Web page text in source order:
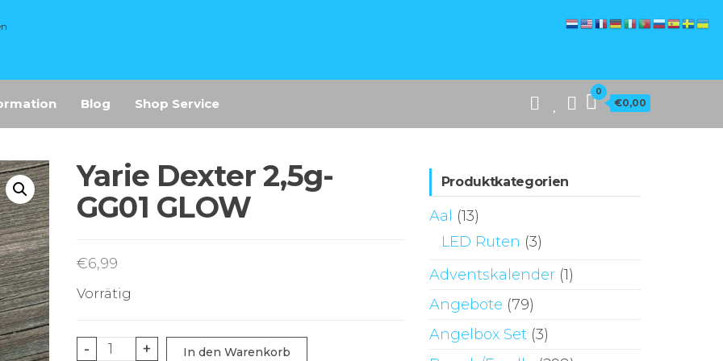
0
€0,00
Blog Shop Service
Yarie Dexter 2,5g-
GG01 GLOW
€6,99
Vorrätig
- Yarie + In den Warenkorb
Produktkategorien
Aal
(13)
LED Ruten (3)
Adventskalender (1)
Angebote (79)
Angelbox Set (3)